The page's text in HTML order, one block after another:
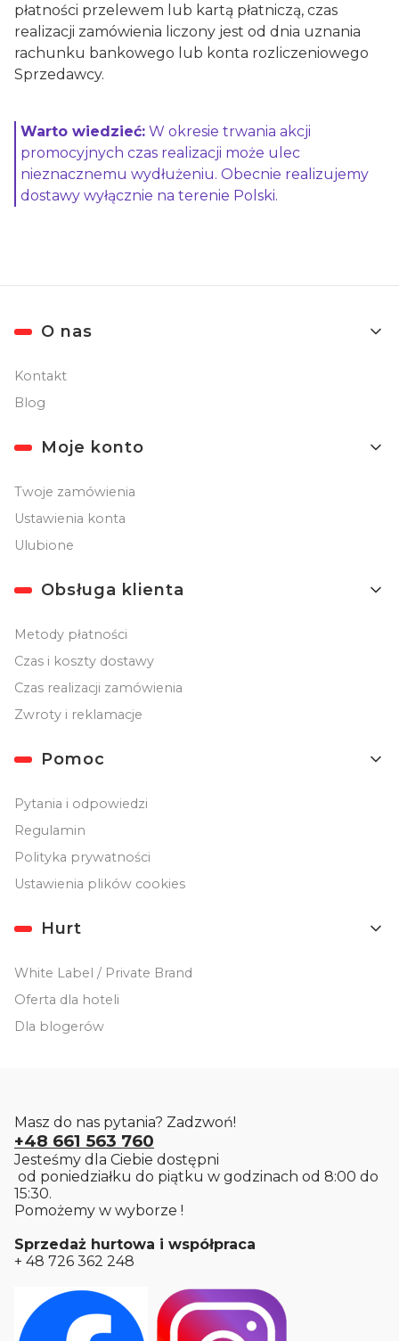
płatności przelewem lub kartą płatniczą, czas
realizacji zamówienia liczony jest od dnia uznania
rachunku bankowego lub konta rozliczeniowego
Sprzedawcy.
Warto wiedzieć: W okresie trwania akcji
promocyjnych czas realizacji może ulec
nieznacznemu wydłużeniu. Obecnie realizujemy
dostawy wyłącznie na terenie Polski.
Linki w stopce
O nas
Kontakt
Blog
Moje konto
Twoje zamówienia
Ustawienia konta
Ulubione
Obsługa klienta
Metody płatności
Czas i koszty dostawy
Czas realizacji zamówienia
Zwroty i reklamacje
Pomoc
Pytania i odpowiedzi
Regulamin
Polityka prywatności
Ustawienia plików cookies
Hurt
White Label / Private Brand
Oferta dla hoteli
Dla blogerów
Masz do nas pytania? Zadzwoń!
+48 661 563 760
Jesteśmy dla Ciebie dostępni
od poniedziałku do piątku w godzinach od 8:00 do
15:30.
Pomożemy w wyborze !
Sprzedaż hurtowa i współpraca
+ 48 726 362 248